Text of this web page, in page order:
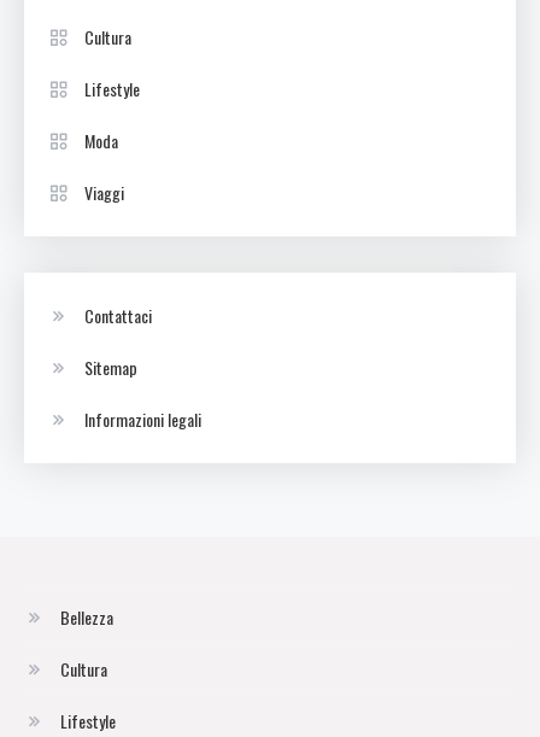
Cultura
Lifestyle
Moda
Viaggi
Contattaci
Sitemap
Informazioni legali
Bellezza
Cultura
Lifestyle